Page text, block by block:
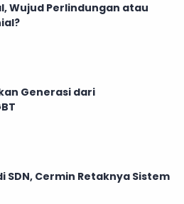
Wujud Perlindungan atau
Generasi dari
SDN, Cermin Retaknya Sistem